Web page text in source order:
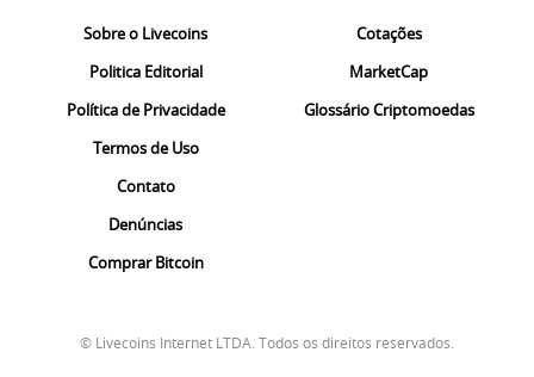
Sobre o Livecoins
Politica Editorial
Política de Privacidade
Termos de Uso
Contato
Denúncias
Comprar Bitcoin
Cotações
MarketCap
Glossário Criptomoedas
© Livecoins Internet LTDA. Todos os direitos reservados.